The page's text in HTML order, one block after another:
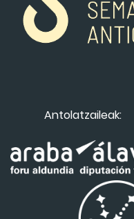
Antolatzaileak: